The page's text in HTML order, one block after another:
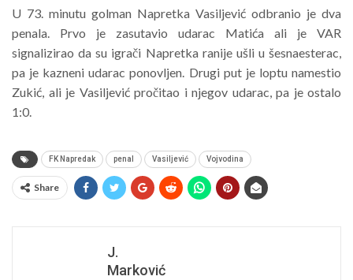
U 73. minutu golman Napretka Vasiljević odbranio je dva
penala. Prvo je zasutavio udarac Matića ali je VAR
signalizirao da su igrači Napretka ranije ušli u šesnaesterac,
pa je kazneni udarac ponovljen. Drugi put je loptu namestio
Zukić, ali je Vasiljević pročitao i njegov udarac, pa je ostalo
1:0.
FK Napredak penal Vasiljević Vojvodina
Share
J.
Marković